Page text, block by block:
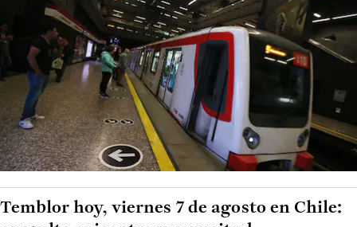
Temblor hoy, viernes 7 de agosto en Chile: